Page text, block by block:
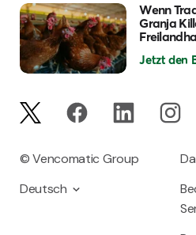
Wenn
Granja
Jetzt den
© Vencomatic Group
Deutsch